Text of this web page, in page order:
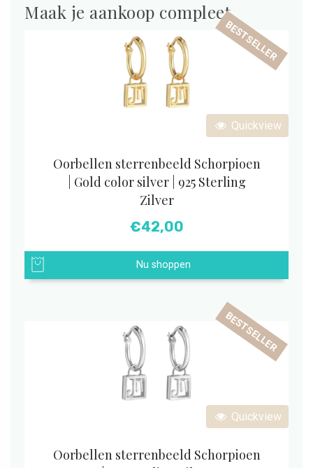
Maak je aankoop compleet
Quickview
BESTSELLER
Oorbellen sterrenbeeld Schorpioen
| Gold color silver | 925 Sterling
Zilver
€42,00
Nu shoppen
Quickview
BESTSELLER
Oorbellen sterrenbeeld Schorpioen